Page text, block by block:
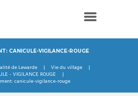
CANICULE-VIGILANCE-ROUGE
de Lewarde
Vie du village
- VIGILANCE ROUGE
canicule-vigilance-rouge